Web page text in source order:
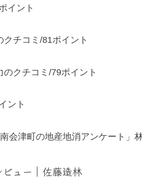
イント
クチコミ/81ポイント
のクチコミ/79ポイント
ント
会津町の地産地消アンケート」
ビュー｜佐藤造林